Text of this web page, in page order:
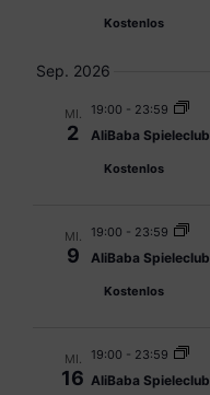
Kostenlos
Sep. 2026
MI.
2
19:00 - 23:59
AliBaba Spieleclub
Kostenlos
MI.
9
19:00 - 23:59
AliBaba Spieleclub
Kostenlos
MI.
16
19:00 - 23:59
AliBaba Spieleclub